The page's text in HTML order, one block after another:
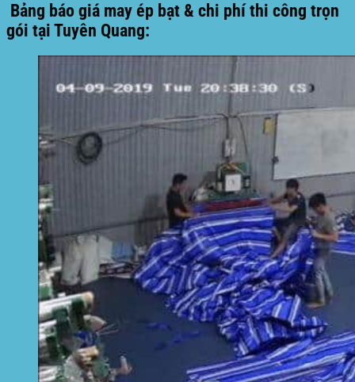
Bảng báo giá may ép bạt & chi phí thi công trọn
gói tại Tuyên Quang: